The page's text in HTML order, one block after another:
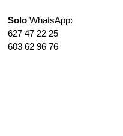
Solo WhatsApp:
627 47 22 25
603 62 96 76